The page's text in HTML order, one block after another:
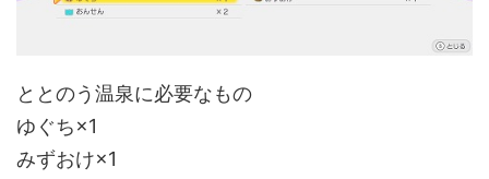
ととのう温泉に必要なもの
ゆぐち×1
みずおけ×1